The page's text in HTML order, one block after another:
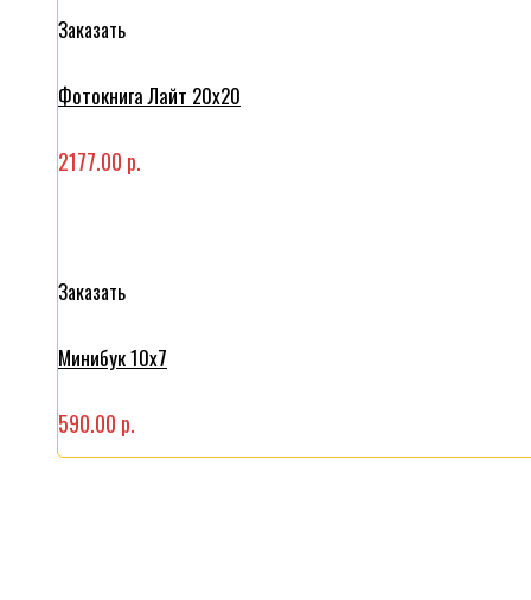
Заказать
Фотокнига Лайт 20x20
2177.00 р.
Заказать
Минибук 10х7
590.00 р.